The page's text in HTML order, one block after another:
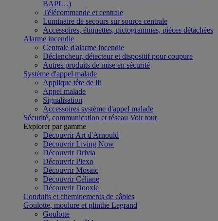
BAPI…)
Télécommande et centrale
Luminaire de secours sur source centrale
Accessoires, étiquettes, pictogrammes, pièces détachées
Alarme incendie
Centrale d'alarme incendie
Déclencheur, détecteur et dispositif pour coupure
Autres produits de mise en sécurité
Système d'appel malade
Applique tête de lit
Appel malade
Signalisation
Accessoires système d'appel malade
Sécurité, communication et réseau Voir tout
Explorer par gamme
Découvrir Art d'Arnould
Découvrir Living Now
Découvrir Drivia
Découvrir Plexo
Découvrir Mosaic
Découvrir Céliane
Découvrir Dooxie
Conduits et cheminements de câbles
Goulotte, moulure et plinthe Legrand
Goulotte